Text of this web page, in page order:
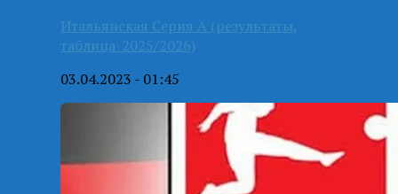
Итальянская Серия А (результаты,
таблица-2025/2026)
03.04.2023 - 01:45